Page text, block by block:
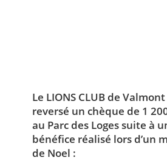
Le LIONS CLUB de Valmont
reversé un chèque de 1
au Parc des Loges suite à
bénéfice réalisé lors d’un
de Noel :